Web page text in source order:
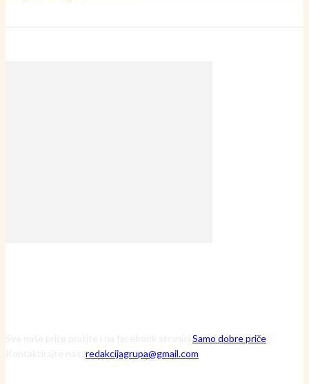
Samo dobre priče
redakcijagrupa@gmail.com